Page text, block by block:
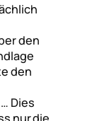
den
den
Dies